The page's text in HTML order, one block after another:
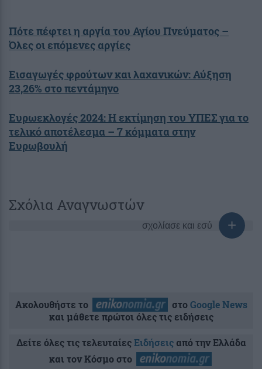
Πότε πέφτει η αργία του Αγίου Πνεύματος –
Όλες οι επόμενες αργίες
Εισαγωγές φρούτων και λαχανικών: Αύξηση
23,26% στο πεντάμηνο
Ευρωεκλογές 2024: Η εκτίμηση του ΥΠΕΣ για το
τελικό αποτέλεσμα – 7 κόμματα στην
Ευρωβουλή
Σχόλια Αναγνωστών
σχολίασε και εσύ
Ακολουθήστε το στοGoogle News
και μάθετε πρώτοι όλες τις ειδήσεις
Δείτε όλες τις τελευταίεςΕιδήσειςαπό την Ελλάδα
και τον Κόσμο στο